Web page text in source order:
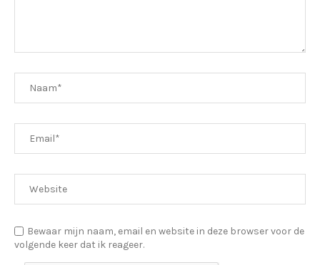
Bewaar mijn naam, email en website in deze browser voor de
volgende keer dat ik reageer.